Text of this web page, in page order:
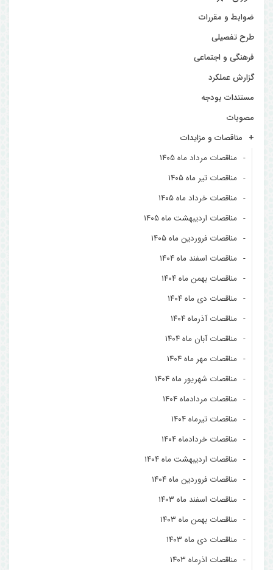
ضوابط و مقررات
طرح تفصیلی
فرهنگی و اجتماعی
گزارش عملکرد
مستندات بودجه
مصوبات
مناقصات و مزایدات
مناقصات مرداد ماه ۱۴۰۵
مناقصات تیر ماه ۱۴۰۵
مناقصات خرداد ماه ۱۴۰۵
مناقصات اردیبهشت ماه ۱۴۰۵
مناقصات فروردین ماه ۱۴۰۵
مناقصات اسفند ماه ۱۴۰۴
مناقصات بهمن ماه ۱۴۰۴
مناقصات دی ماه ۱۴۰۴
مناقصات آذرماه ۱۴۰۴
مناقصات آبان ماه ۱۴۰۴
مناقصات مهر ماه ۱۴۰۴
مناقصات شهریور ماه ۱۴۰۴
مناقصات مردادماه ۱۴۰۴
مناقصات تیرماه ۱۴۰۴
مناقصات خردادماه ۱۴۰۴
مناقصات اردیبهشت ماه ۱۴۰۴
مناقصات فروردین ماه ۱۴۰۴
مناقصات اسفند ماه ۱۴۰۳
مناقصات بهمن ماه ۱۴۰۳
مناقصات دی ماه ۱۴۰۳
مناقصات اذرماه ۱۴۰۳